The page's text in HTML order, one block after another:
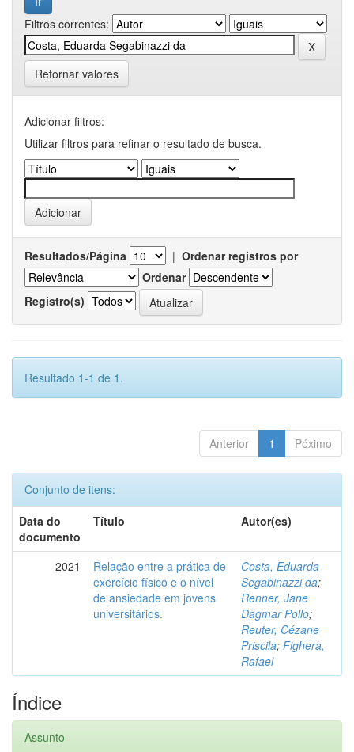
Filtros correntes:
Retornar valores
Adicionar filtros:
Utilizar filtros para refinar o resultado de busca.
Resultados/Página | Ordenar registros por
Ordenar
Registro(s)
Resultado 1-1 de 1.
Anterior 1 Póximo
Conjunto de itens:
Data do
documento
Título Autor(es)
2021
Relação entre a prática de
exercício físico e o nível
de ansiedade em jovens
universitários.
Costa, Eduarda
Segabinazzi da;
Renner, Jane
Dagmar Pollo;
Reuter, Cézane
Priscila; Fighera,
Rafael
Índice
Assunto